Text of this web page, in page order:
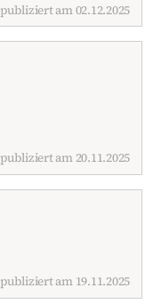
publiziert am 02.12.2025
publiziert am 20.11.2025
publiziert am 19.11.2025